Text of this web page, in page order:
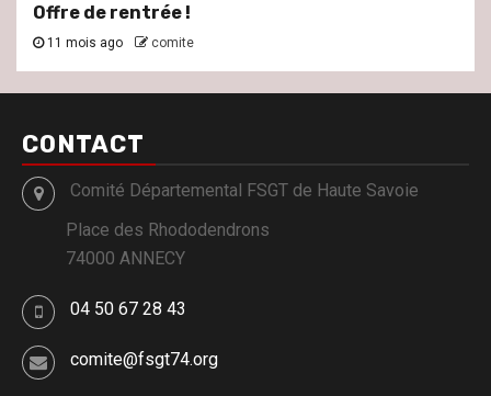
Offre de rentrée !
11 mois ago comite
CONTACT
Comité Départemental FSGT de Haute Savoie
Place des Rhododendrons
74000 ANNECY
04 50 67 28 43
comite@fsgt74.org